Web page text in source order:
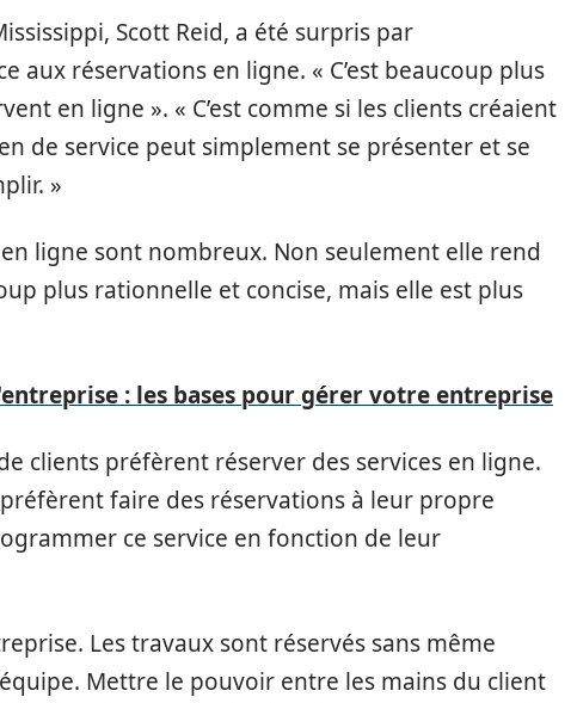
Scott Reid, a été surpris par
aux réservations en ligne. « C’est beaucoup plus
en ligne ». « C’est comme si les clients créaient
de service peut simplement se présenter et se
»
ligne sont nombreux. Non seulement elle rend
plus rationnelle et concise, mais elle est plus
: les bases pour gérer votre entreprise
clients préfèrent réserver des services en ligne.
faire des réservations à leur propre
ce service en fonction de leur
Les travaux sont réservés sans même
Mettre le pouvoir entre les mains du client